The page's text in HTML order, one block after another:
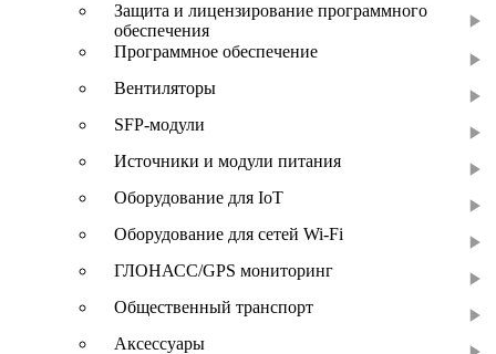
Защита и лицензирование программного
обеспечения
Программное обеспечение
Вентиляторы
SFP-модули
Источники и модули питания
Оборудование для IoT
Оборудование для сетей Wi-Fi
ГЛОНАСС/GPS мониторинг
Общественный транспорт
Аксессуары